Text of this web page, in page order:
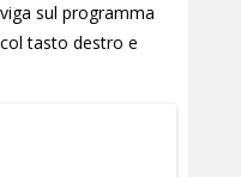
sul programma
tasto destro e